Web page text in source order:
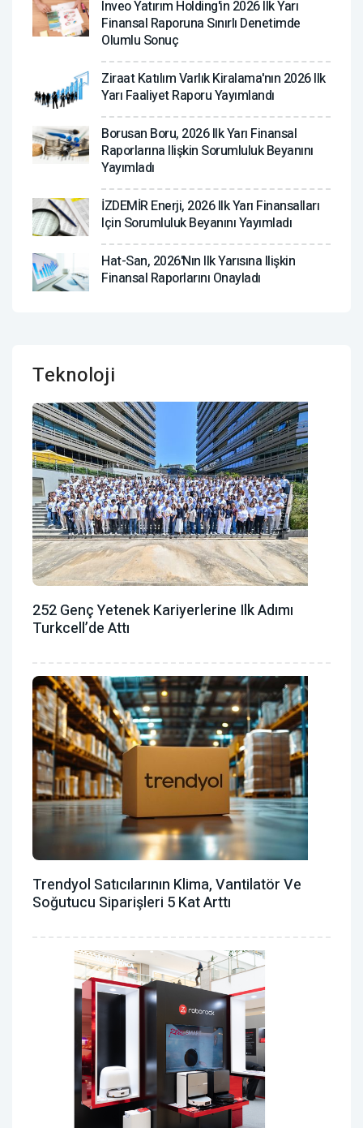
Inveo Yatırım Holding'in 2026 Ilk Yarı
Finansal Raporuna Sınırlı Denetimde
Olumlu Sonuç
Ziraat Katılım Varlık Kiralama'nın 2026 Ilk
Yarı Faaliyet Raporu Yayımlandı
Borusan Boru, 2026 Ilk Yarı Finansal
Raporlarına Ilişkin Sorumluluk Beyanını
Yayımladı
İZDEMİR Enerji, 2026 Ilk Yarı Finansalları
Için Sorumluluk Beyanını Yayımladı
Hat-San, 2026'nın Ilk Yarısına Ilişkin
Finansal Raporlarını Onayladı
Teknoloji
252 Genç Yetenek Kariyerlerine Ilk Adımı
Turkcell’de Attı
Trendyol Satıcılarının Klima, Vantilatör ‎ve
Soğutucu Siparişleri 5 Kat Arttı